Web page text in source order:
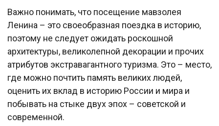
Важно понимать, что посещение мавзолея
Ленина – это своеобразная поездка в историю,
поэтому не следует ожидать роскошной
архитектуры, великолепной декорации и прочих
атрибутов экстравагантного туризма. Это – место,
где можно почтить память великих людей,
оценить их вклад в историю России и мира и
побывать на стыке двух эпох – советской и
современной.